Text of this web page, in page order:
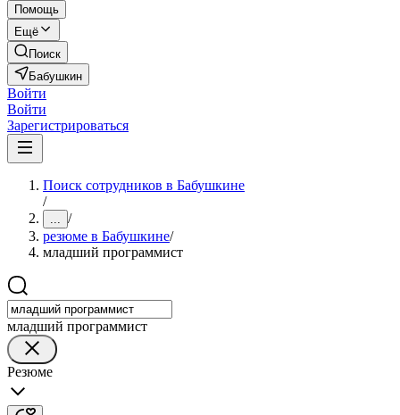
Помощь
Ещё
Поиск
Бабушкин
Войти
Войти
Зарегистрироваться
Поиск сотрудников в Бабушкине
/
... /
резюме в Бабушкине/
младший программист
младший программист
Резюме